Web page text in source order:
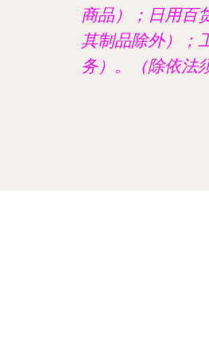
商品）；日用百
其制品除外）；
务）。（除依法